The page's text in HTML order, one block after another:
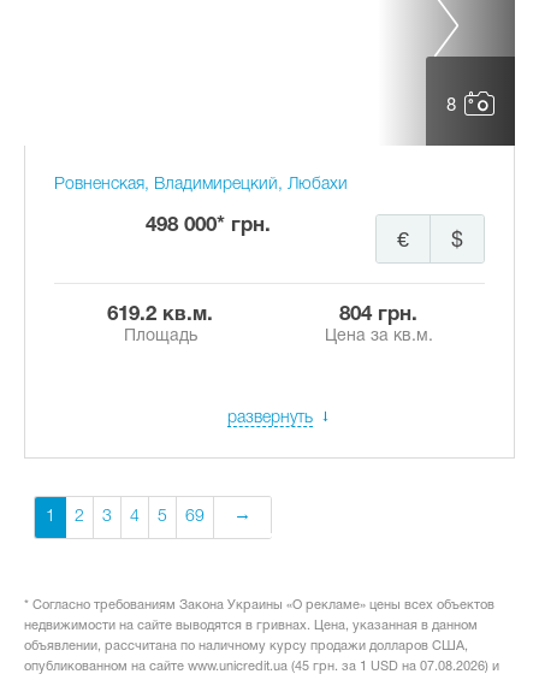
8
Ровненская, Владимирецкий, Любахи
498 000* грн.
$
€
619.2 кв.м.
Площадь
804 грн.
Цена за кв.м.
развернуть
1 2 3 4 5 69
* Согласно требованиям Закона Украины «О рекламе» цены всех объектов
недвижимости на сайте выводятся в гривнах. Цена, указанная в данном
объявлении, рассчитана по наличному курсу продажи долларов США,
опубликованном на сайте www.unicredit.ua (45 грн. за 1 USD на 07.08.2026) и